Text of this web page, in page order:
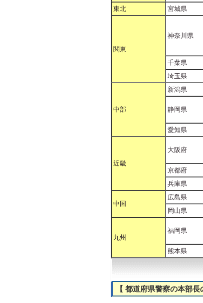
東北
宮城県
関東
神奈川県
千葉県
埼玉県
中部
新潟県
静岡県
愛知県
近畿
大阪府
京都府
兵庫県
中国
広島県
岡山県
九州
福岡県
熊本県
【 都道府県警察の本部長